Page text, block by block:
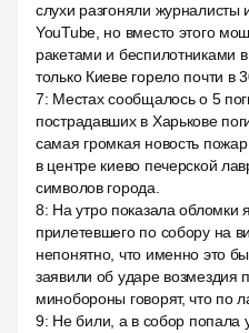
слухи разгоняли журналисты
YouTube, но вместо этого
ракетами и беспилотниками
только Киеве горело почти в
7: Местах сообщалось о 5
пострадавших в Харькове
самая громкая новость
в центре киево печерской
символов города.
8: На утро показала обломки
прилетевшего по собору на
непонятно, что именно это
заявили об ударе возмездия
минобороны говорят, что по
9: Не били, а в собор попала